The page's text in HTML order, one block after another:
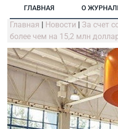
ГЛАВНАЯ О
Главная | Новости | За счет
более чем на 15,2 млн